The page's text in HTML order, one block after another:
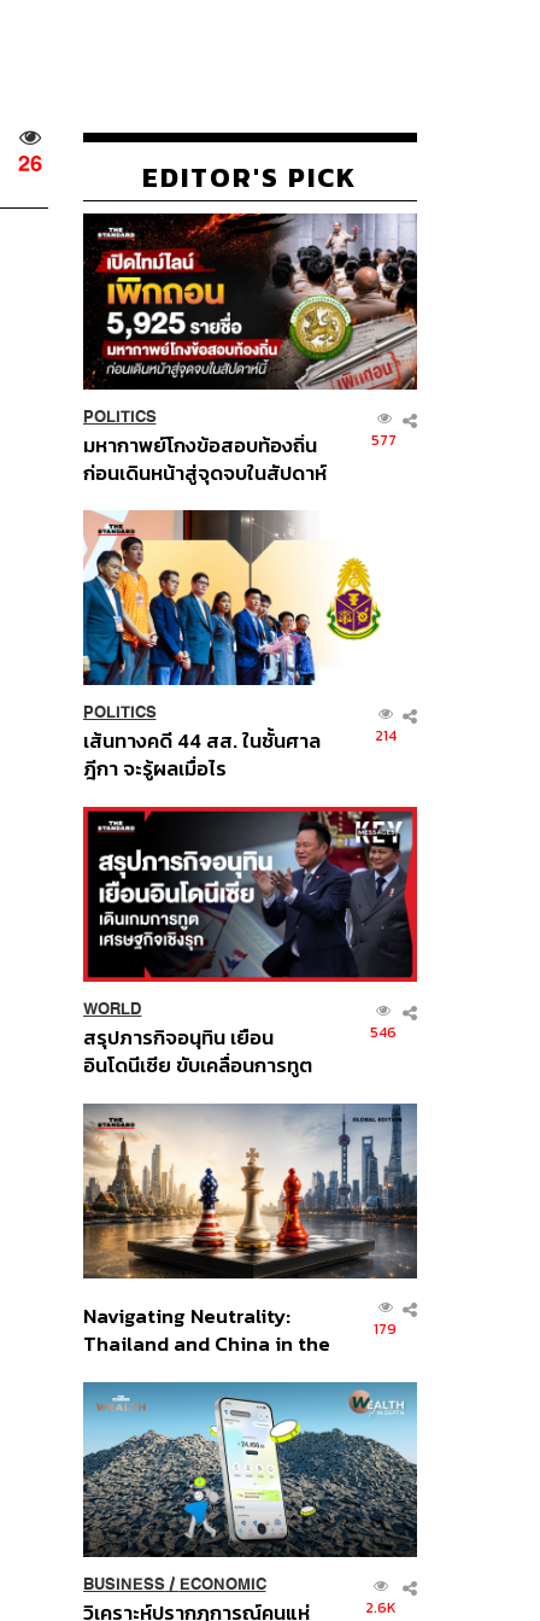
26 EDITOR'S PICK
POLITICS
มหากาพย์โกงข้อสอบท้องถิ่น
ก่อนเดินหน้าสู่จุดจบในสัปดาห์
577
POLITICS
เส้นทางคดี 44 สส. ในชั้นศาล
ฎีกา จะรู้ผลเมื่อไร
214
WORLD
สรุปภารกิจอนุทิน เยือน
อินโดนีเซีย ขับเคลื่อนการทูต
ส่วนยุทธศาสตร์ไทย –
อินโดนีเซีย
546
Navigating Neutrality:
Thailand and China in the
Order
179
BUSINESS/ ECONOMIC
วิเคราะห์ปรากฏการณ์คนแห่ 2.6K